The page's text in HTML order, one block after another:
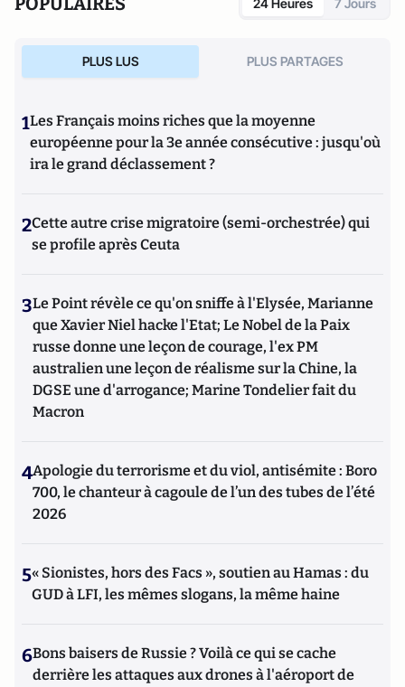
24 Heures 7 Jours
PLUS LUS PLUS PARTAGES
1Les Français moins riches que la moyenne
européenne pour la 3e année consécutive : jusqu'où
ira le grand déclassement ?
2Cette autre crise migratoire (semi-orchestrée) qui
se profile après Ceuta
3Le Point révèle ce qu'on sniffe à l'Elysée, Marianne
que Xavier Niel hacke l'Etat; Le Nobel de la Paix
russe donne une leçon de courage, l'ex PM
australien une leçon de réalisme sur la Chine, la
DGSE une d'arrogance; Marine Tondelier fait du
Macron
4Apologie du terrorisme et du viol, antisémite : Boro
700, le chanteur à cagoule de l’un des tubes de l’été
2026
5« Sionistes, hors des Facs », soutien au Hamas : du
GUD à LFI, les mêmes slogans, la même haine
6Bons baisers de Russie ? Voilà ce qui se cache
derrière les attaques aux drones à l'aéroport de